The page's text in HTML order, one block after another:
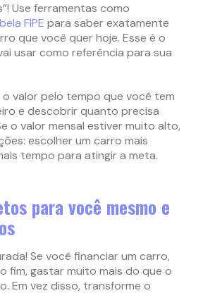
Use ferramentas como
FIPE para saber exatamente
que você quer hoje. Esse é o
usar como referência para sua
o valor pelo tempo que você tem
e descobrir quanto precisa
o valor mensal estiver muito alto,
escolher um carro mais
tempo para atingir a meta.
para você mesmo e
Se você financiar um carro,
fim, gastar muito mais do que o
Em vez disso, transforme o